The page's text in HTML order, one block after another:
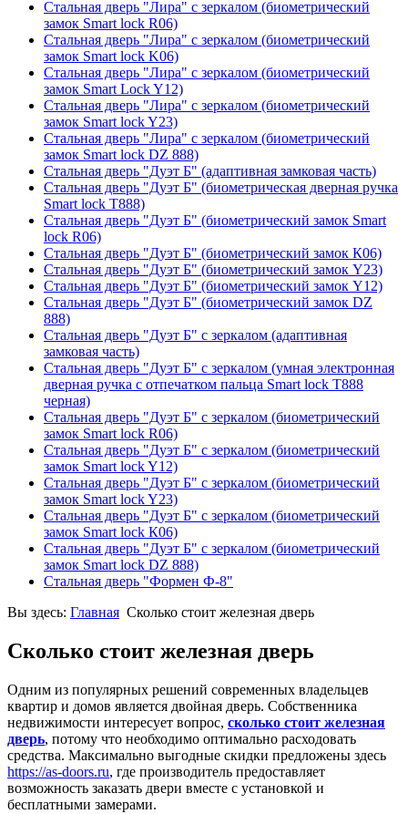
Стальная дверь "Лира" с зеркалом (биометрический
замок Smart lock R06)
Стальная дверь "Лира" с зеркалом (биометрический
замок Smart lock K06)
Стальная дверь "Лира" с зеркалом (биометрический
замок Smart Lock Y12)
Стальная дверь "Лира" с зеркалом (биометрический
замок Smart lock Y23)
Стальная дверь "Лира" с зеркалом (биометрический
замок Smart lock DZ 888)
Стальная дверь "Дуэт Б" (адаптивная замковая часть)
Стальная дверь "Дуэт Б" (биометрическая дверная ручка
Smart lock T888)
Стальная дверь "Дуэт Б" (биометрический замок Smart
lock R06)
Стальная дверь "Дуэт Б" (биометрический замок К06)
Стальная дверь "Дуэт Б" (биометрический замок Y23)
Стальная дверь "Дуэт Б" (биометрический замок Y12)
Стальная дверь "Дуэт Б" (биометрический замок DZ
888)
Стальная дверь "Дуэт Б" с зеркалом (адаптивная
замковая часть)
Стальная дверь "Дуэт Б" с зеркалом (умная электронная
дверная ручка с отпечатком пальца Smart lock T888
черная)
Стальная дверь "Дуэт Б" с зеркалом (биометрический
замок Smart lock R06)
Стальная дверь "Дуэт Б" с зеркалом (биометрический
замок Smart lock Y12)
Стальная дверь "Дуэт Б" с зеркалом (биометрический
замок Smart lock Y23)
Стальная дверь "Дуэт Б" с зеркалом (биометрический
замок Smart lock К06)
Стальная дверь "Дуэт Б" с зеркалом (биометрический
замок Smart lock DZ 888)
Стальная дверь "Формен Ф-8"
Вы здесь: Главная Сколько стоит железная дверь
Сколько стоит железная дверь
Одним из популярных решений современных владельцев
квартир и домов является двойная дверь. Собственника
недвижимости интересует вопрос, сколько стоит железная
дверь, потому что необходимо оптимально расходовать
средства. Максимально выгодные скидки предложены здесь
https://as-doors.ru, где производитель предоставляет
возможность заказать двери вместе с установкой и
бесплатными замерами.